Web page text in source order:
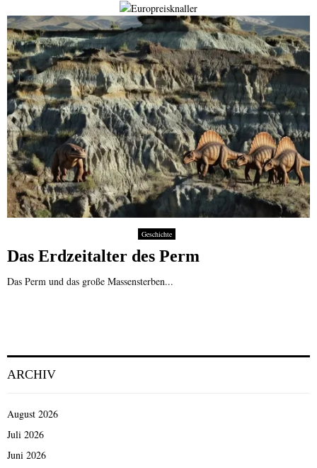
Geschichte
Das Erdzeitalter des Perm
Das Perm und das große Massensterben...
ARCHIV
August 2026
Juli 2026
Juni 2026